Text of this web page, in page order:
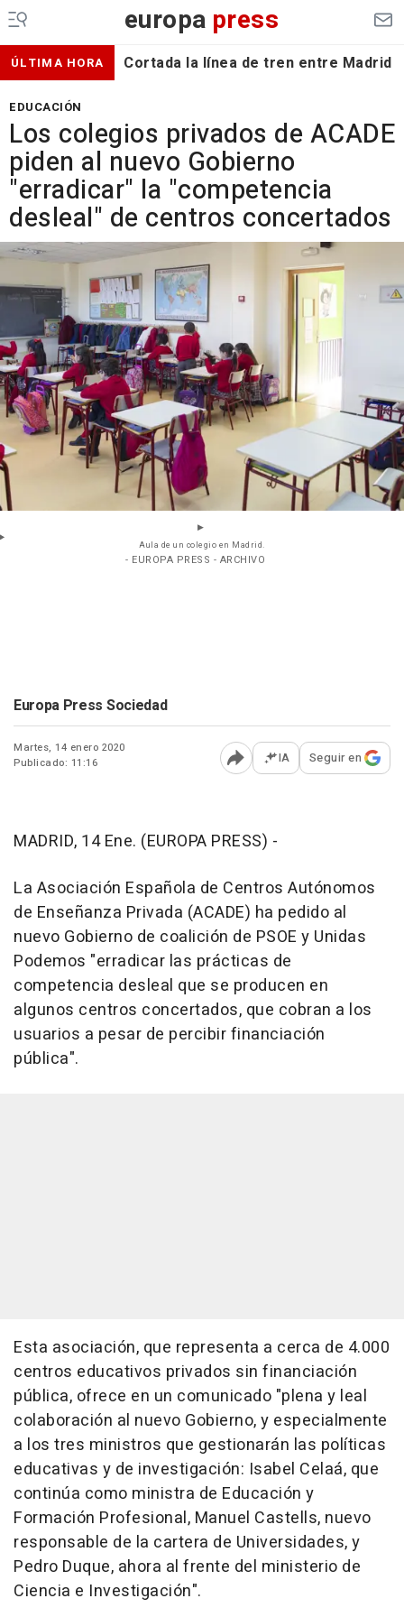
europa press
ÚLTIMA HORA Cortada la línea de tren entre Madrid
EDUCACIÓN
Los colegios privados de ACADE
piden al nuevo Gobierno
"erradicar" la "competencia
desleal" de centros concertados
Aula de un colegio en Madrid.
- EUROPA PRESS - ARCHIVO
Europa Press Sociedad
Martes, 14 enero 2020
Publicado: 11:16
Abrir opciones para
IA Seguir en
MADRID, 14 Ene. (EUROPA PRESS) -
La Asociación Española de Centros Autónomos
de Enseñanza Privada (ACADE) ha pedido al
nuevo Gobierno de coalición de PSOE y Unidas
Podemos "erradicar las prácticas de
competencia desleal que se producen en
algunos centros concertados, que cobran a los
usuarios a pesar de percibir financiación
pública".
Esta asociación, que representa a cerca de 4.000
centros educativos privados sin financiación
pública, ofrece en un comunicado "plena y leal
colaboración al nuevo Gobierno, y especialmente
a los tres ministros que gestionarán las políticas
educativas y de investigación: Isabel Celaá, que
continúa como ministra de Educación y
Formación Profesional, Manuel Castells, nuevo
responsable de la cartera de Universidades, y
Pedro Duque, ahora al frente del ministerio de
Ciencia e Investigación".